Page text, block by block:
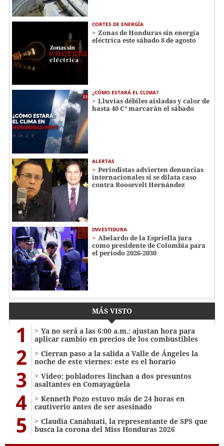
CORTES DE ENERGÍA
Zonas de Honduras sin energía
eléctrica este sábado 8 de agosto
¿CÓMO ESTARÁ EL CLIMA?
Lluvias débiles aisladas y calor de
hasta 40 C° marcarán el sábado
ALERTAS
Periodistas advierten denuncias
internacionales si se dilata caso
contra Roosevelt Hernández
INVESTIDURA
Abelardo de la Espriella jura
como presidente de Colombia para
el periodo 2026-2030
MÁS VISTO
1
Ya no será a las 6:00 a.m.: ajustan hora para
aplicar cambio en precios de los combustibles
2
Cierran paso a la salida a Valle de Ángeles la
noche de este viernes: este es el horario
3
Video: pobladores linchan a dos presuntos
asaltantes en Comayagüela
4
Kenneth Pozo estuvo más de 24 horas en
cautiverio antes de ser asesinado
5
Claudia Canahuati, la representante de SPS que
busca la corona del Miss Honduras 2026